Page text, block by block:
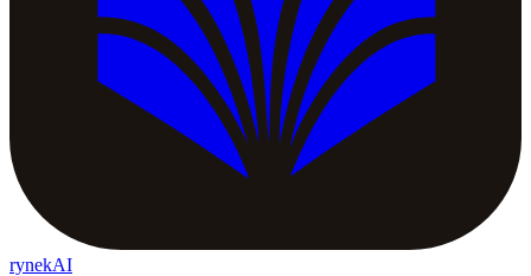
rynekAI